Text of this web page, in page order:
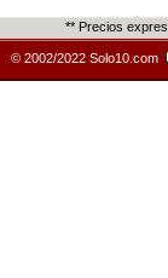
** Precios
© 2002/2022 Solo10.com